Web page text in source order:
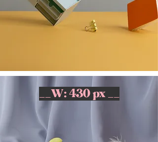
__W: 430 px __